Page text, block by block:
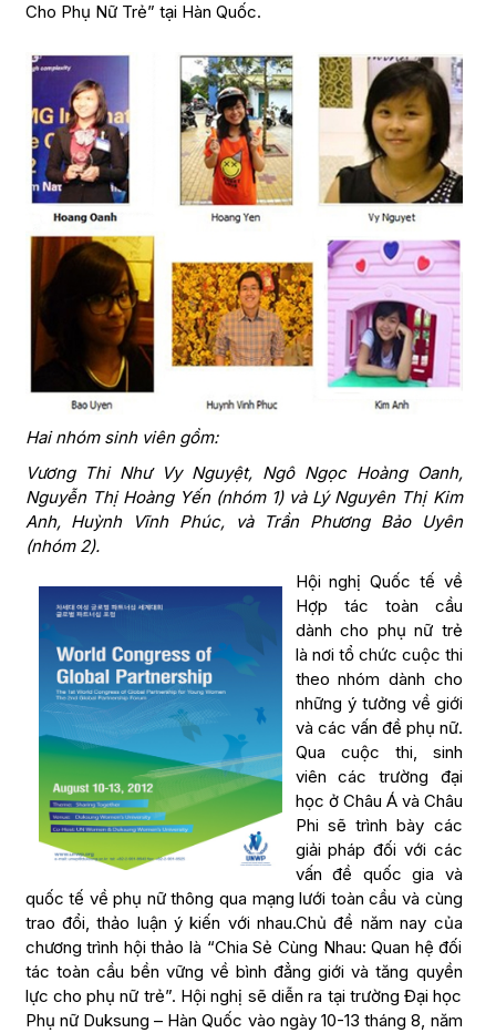
Cho Phụ Nữ Trẻ” tại Hàn Quốc.
Hai nhóm sinh viên gồm:
Vương Thi Như Vy Nguyệt, Ngô Ngọc Hoàng Oanh,
Nguyễn Thị Hoàng Yến (nhóm 1) và Lý Nguyên Thị Kim
Anh, Huỳnh Vĩnh Phúc, và Trần Phương Bảo Uyên
(nhóm 2).
Hội nghị Quốc tế về
Hợp tác toàn cầu
dành cho phụ nữ trẻ
là nơi tổ chức cuộc thi
theo nhóm dành cho
những ý tưởng về giới
và các vấn đề phụ nữ.
Qua cuộc thi, sinh
viên các trường đại
học ở Châu Á và Châu
Phi sẽ trình bày các
giải pháp đối với các
vấn đề quốc gia và
quốc tế về phụ nữ thông qua mạng lưới toàn cầu và cùng
trao đổi, thảo luận ý kiến với nhau​​.Chủ đề năm nay của
chương trình hội thảo là “Chia Sẻ Cùng Nhau: Quan hệ đối
tác toàn cầu bền vững về bình đẳng giới và tăng quyền
lực cho phụ nữ trẻ”. Hội nghị sẽ diễn ra tại trường Đại học
Phụ nữ Duksung – Hàn Quốc vào ngày 10-13 tháng 8, năm